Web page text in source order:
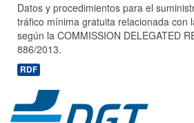
Datos y procedimientos para el
tráfico mínima gratuita relacionada con
según la COMMISSION DELEGATED
886/2013.
RDF